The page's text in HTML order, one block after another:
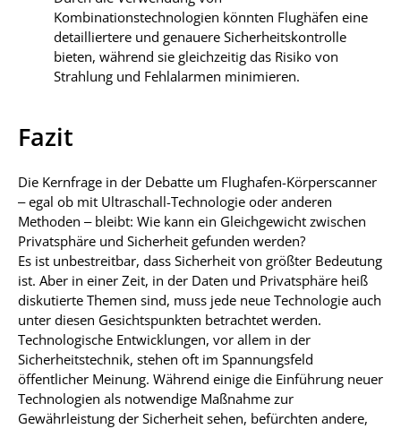
Kombinationstechnologien könnten Flughäfen eine
detailliertere und genauere Sicherheitskontrolle
bieten, während sie gleichzeitig das Risiko von
Strahlung und Fehlalarmen minimieren.
Fazit
Die Kernfrage in der Debatte um Flughafen-Körperscanner
– egal ob mit Ultraschall-Technologie oder anderen
Methoden – bleibt: Wie kann ein Gleichgewicht zwischen
Privatsphäre und Sicherheit gefunden werden?
Es ist unbestreitbar, dass Sicherheit von größter Bedeutung
ist. Aber in einer Zeit, in der Daten und Privatsphäre heiß
diskutierte Themen sind, muss jede neue Technologie auch
unter diesen Gesichtspunkten betrachtet werden.
Technologische Entwicklungen, vor allem in der
Sicherheitstechnik, stehen oft im Spannungsfeld
öffentlicher Meinung. Während einige die Einführung neuer
Technologien als notwendige Maßnahme zur
Gewährleistung der Sicherheit sehen, befürchten andere,